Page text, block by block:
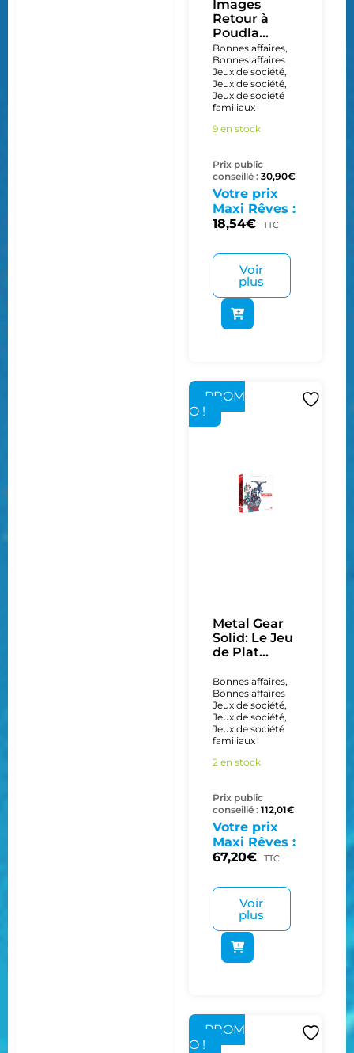
Images
Retour à
Poudla...
Bonnes affaires,
Bonnes affaires
Jeux de société,
Jeux de société,
Jeux de société
familiaux
9 en stock
Prix public
conseillé : 30,90€
Votre prix
Maxi Rêves :
18,54€ TTC
Voir
plus
PROM
O !
Metal Gear
Solid: Le Jeu
de Plat...
Bonnes affaires,
Bonnes affaires
Jeux de société,
Jeux de société,
Jeux de société
familiaux
2 en stock
Prix public
conseillé : 112,01€
Votre prix
Maxi Rêves :
67,20€ TTC
Voir
plus
PROM
O !